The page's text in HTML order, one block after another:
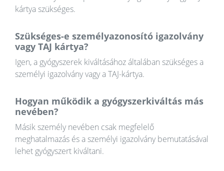
kártya szükséges.
Szükséges-e személyazonosító igazolvány
vagy TAJ kártya?
Igen, a gyógyszerek kiváltásához általában szükséges a
személyi igazolvány vagy a TAJ-kártya.
Hogyan működik a gyógyszerkiváltás más
nevében?
Másik személy nevében csak megfelelő
meghatalmazás és a személyi igazolvány bemutatásával
lehet gyógyszert kiváltani.